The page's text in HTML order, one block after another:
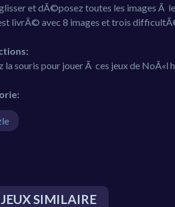
et dÃ©posez toutes les images Ã
livrÃ© avec 8 images et trois
la souris pour jouer Ã ces jeux de NoÃ«l
JEUX SIMILAIRE